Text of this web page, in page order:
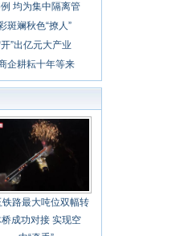
均为集中隔离管
斑斓秋色“撩人”
”出亿元大产业
企耕耘十年等来
铁路最大吨位双幅转
成功对接 实现空